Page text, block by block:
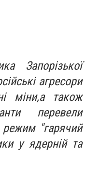
Запорізької
агресори
міни,а також
перевели
режим "гарячий
у ядерній та